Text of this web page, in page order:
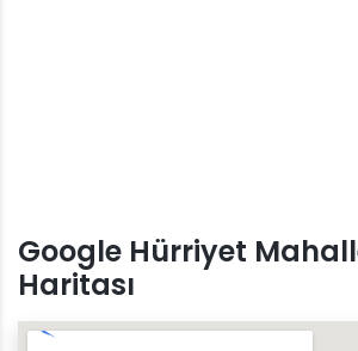
Google Hürriyet
Haritası